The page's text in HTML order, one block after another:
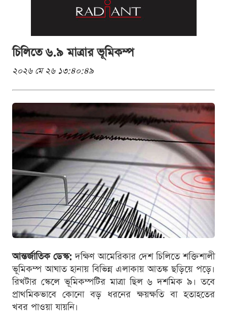
চিলিতে ৬.৯ মাত্রার ভূমিকম্প
২০২৬ মে ২৬ ১৩:৪০:৪৯
আন্তর্জাতিক ডেস্ক: দক্ষিণ আমেরিকার দেশ চিলিতে শক্তিশালী
ভূমিকম্প আঘাত হানায় বিভিন্ন এলাকায় আতঙ্ক ছড়িয়ে পড়ে।
রিখটার স্কেলে ভূমিকম্পটির মাত্রা ছিল ৬ দশমিক ৯। তবে
প্রাথমিকভাবে কোনো বড় ধরনের ক্ষয়ক্ষতি বা হতাহতের
খবর পাওয়া যায়নি।